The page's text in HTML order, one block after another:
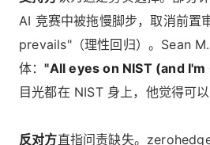
AI 竞赛中被拖慢脚步，取消前置
prevails"（理性回归）。Sean
体："All eyes on NIST (and
目光都在 NIST 身上，他觉得可以
反对方直指问责缺失。